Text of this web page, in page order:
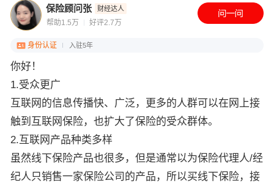
保险顾问张 财经达人
帮助1.5万 好评2.7万
身份认证 入驻5年
你好！
1.受众更广
互联网的信息传播快、广泛，更多的人群可以在网上接
触到互联网保险，也扩大了保险的受众群体。
2.互联网产品种类多样
虽然线下保险产品也很多，但是通常以为保险代理人/经
纪人只销售一家保险公司的产品，所以买线下保险，接